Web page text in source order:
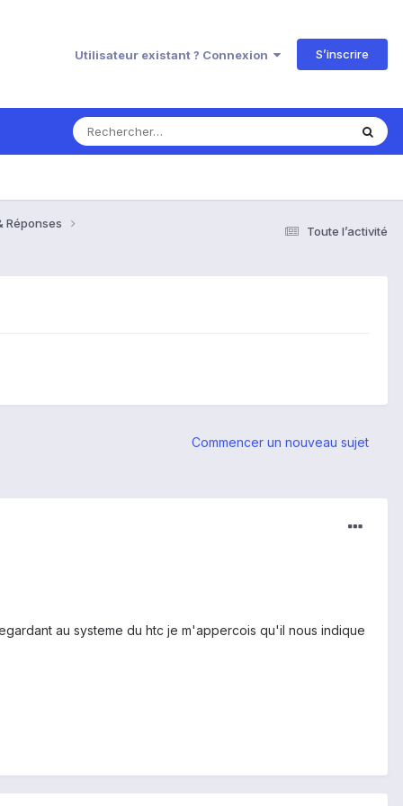
Utilisateur existant ? Connexion S’inscrire
Toute l’activité
Réponses
Commencer un nouveau sujet
au systeme du htc je m'appercois qu'il nous indique